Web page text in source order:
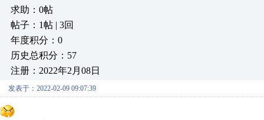
求助：0帖
帖子：1帖 | 3回
年度积分：0
历史总积分：57
注册：2022年2月08日
发表于：2022-02-09 09:07:39